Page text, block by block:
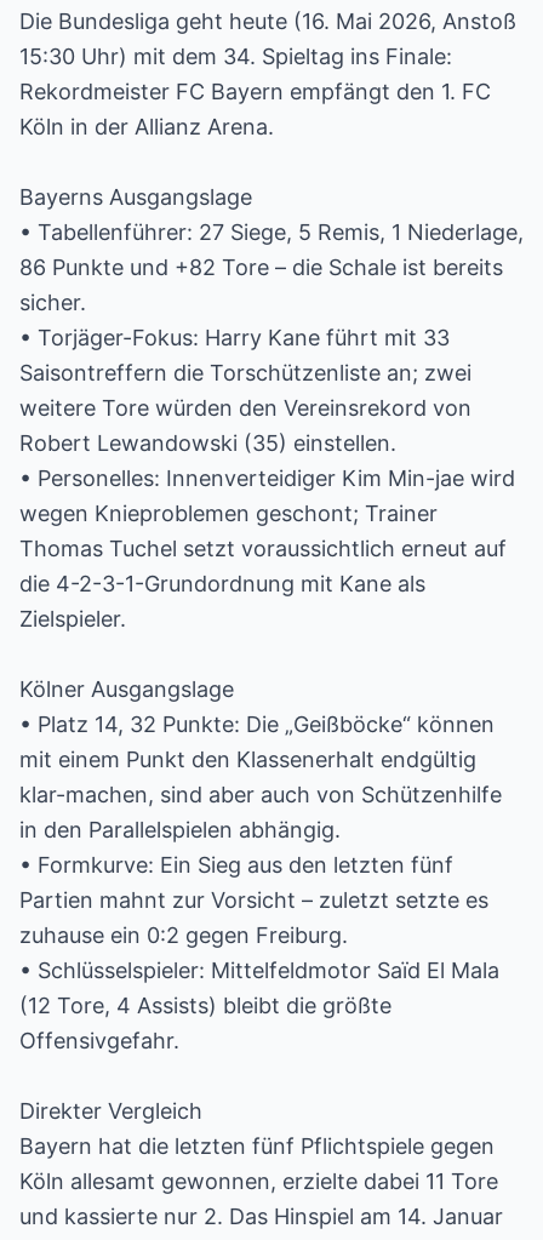
Die Bundesliga geht heute (16. Mai 2026, Anstoß
15:30 Uhr) mit dem 34. Spieltag ins Finale:
Rekordmeister FC Bayern empfängt den 1. FC
Köln in der Allianz Arena.
Bayerns Ausgangslage
• Tabellenführer: 27 Siege, 5 Remis, 1 Niederlage,
86 Punkte und +82 Tore – die Schale ist bereits
sicher.
• Torjäger-Fokus: Harry Kane führt mit 33
Saisontreffern die Torschützenliste an; zwei
weitere Tore würden den Vereinsrekord von
Robert Lewandowski (35) einstellen.
• Personelles: Innenverteidiger Kim Min-jae wird
wegen Knieproblemen geschont; Trainer
Thomas Tuchel setzt voraussichtlich erneut auf
die 4-2-3-1-Grundordnung mit Kane als
Zielspieler.
Kölner Ausgangslage
• Platz 14, 32 Punkte: Die „Geißböcke“ können
mit einem Punkt den Klassenerhalt endgültig
klar-machen, sind aber auch von Schützenhilfe
in den Parallelspielen abhängig.
• Formkurve: Ein Sieg aus den letzten fünf
Partien mahnt zur Vorsicht – zuletzt setzte es
zuhause ein 0:2 gegen Freiburg.
• Schlüsselspieler: Mittelfeldmotor Saïd El Mala
(12 Tore, 4 Assists) bleibt die größte
Offensivgefahr.
Direkter Vergleich
Bayern hat die letzten fünf Pflichtspiele gegen
Köln allesamt gewonnen, erzielte dabei 11 Tore
und kassierte nur 2. Das Hinspiel am 14. Januar